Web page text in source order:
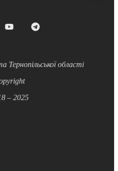
Тернопільської області
– 2025